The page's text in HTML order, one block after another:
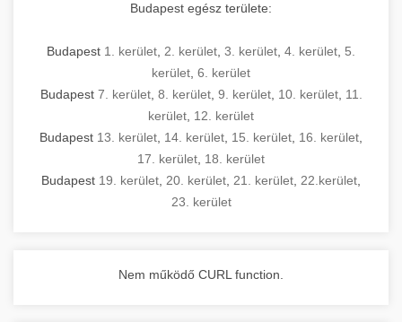
Budapest egész területe:
Budapest 1. kerület 2. kerület 3. kerület 4. kerület 5.
kerület 6. kerület
Budapest 7. kerület, 8. kerület, 9. kerület, 10. kerület, 11.
kerület 12. kerület
Budapest 13. kerület 14. kerület 15. kerület 16. kerület
17. kerület 18. kerület
Budapest 19. kerület 20. kerület 21. kerület 22.kerület
23. kerület
Nem működő CURL function.